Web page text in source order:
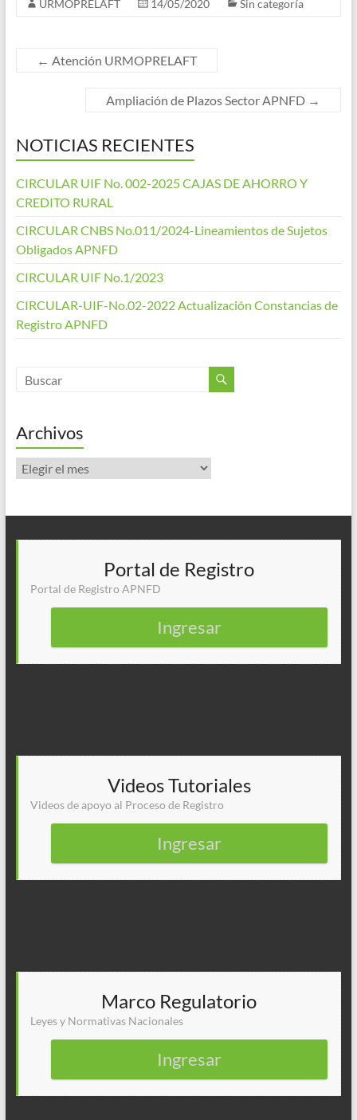
URMOPRELAFT 14/05/2020 Sin categoría
← Atención URMOPRELAFT
Ampliación de Plazos Sector APNFD →
NOTICIAS RECIENTES
CIRCULAR UIF No. 002-2025 CAJAS DE AHORRO Y
CREDITO RURAL
CIRCULAR CNBS No.011/2024-Lineamientos de Sujetos
Obligados APNFD
CIRCULAR UIF No.1/2023
CIRCULAR-UIF-No.02-2022 Actualización Constancias de
Registro APNFD
Archivos
Archivos
Portal de Registro
Portal de Registro APNFD
Ingresar
Videos Tutoriales
Videos de apoyo al Proceso de Registro
Ingresar
Marco Regulatorio
Leyes y Normativas Nacionales
Ingresar